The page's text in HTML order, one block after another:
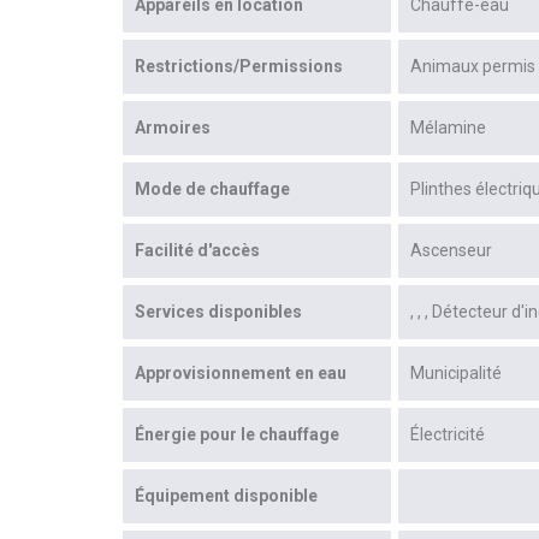
Appareils en location Chauffe-eau
Restrictions/Permissions Animaux permis
Armoires Mélamine
Mode de chauffage Plinthes
Facilité d'accès Ascenseur
Services disponibles Détecteur
Approvisionnement en eau Municipalité
Énergie pour le chauffage Électricité
Équipement disponible